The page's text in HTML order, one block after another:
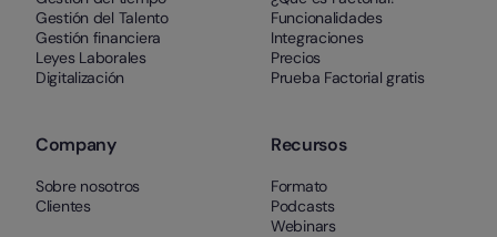
Gestión del Talento
Gestión financiera
Leyes Laborales
Digitalización
Funcionalidades
Integraciones
Precios
Prueba Factorial gratis
Company
Sobre nosotros
Clientes
Recursos
Formato
Podcasts
Webinars